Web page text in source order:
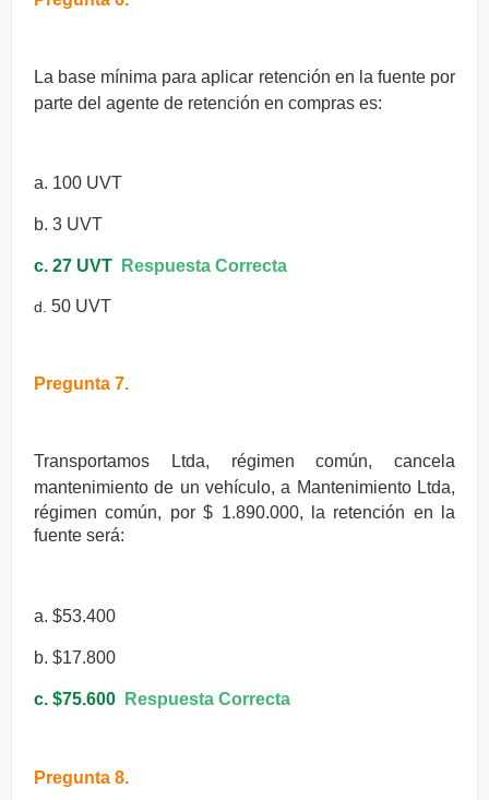
La base mínima para aplicar retención en la fuente por
parte del agente de retención en compras es:
a. 100 UVT
b. 3 UVT
c. 27 UVT Respuesta Correcta
d. 50 UVT
Pregunta 7.
Transportamos Ltda, régimen común, cancela
mantenimiento de un vehículo, a Mantenimiento Ltda,
régimen común, por $ 1.890.000, la retención en la
fuente será:
a. $53.400
b. $17.800
c. $75.600 Respuesta Correcta
Pregunta 8.